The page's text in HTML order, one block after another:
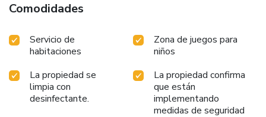
Comodidades
Servicio de
habitaciones
Zona de juegos para
niños
La propiedad se
limpia con
desinfectante.
La propiedad confirma
que están
implementando
medidas de seguridad